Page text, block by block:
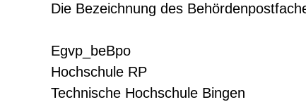
Die Bezeichnung des
Egvp_beBpo
Hochschule RP
Technische Hochschule Bingen